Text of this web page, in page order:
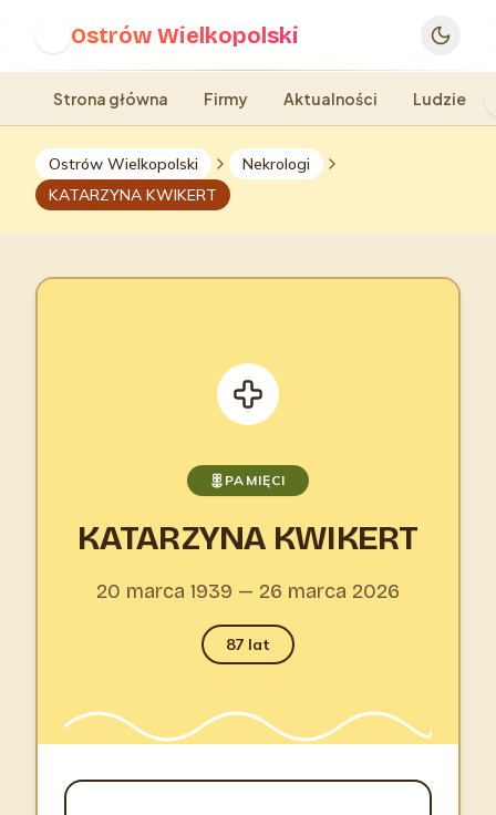
Ostrów Wielkopolski
Strona główna Firmy Aktualności Ludzie
Ostrów Wielkopolski
Nekrologi
KATARZYNA KWIKERT
PAMIĘCI
KATARZYNA KWIKERT
20 marca 1939 — 26 marca 2026
87 lat